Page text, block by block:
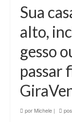
Sua
alto,
gesso
passar
porMichele |